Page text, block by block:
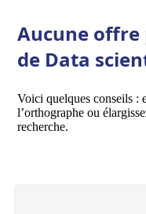
Aucune offre
de Data
Voici quelques conseils :
l’orthographe ou
recherche.